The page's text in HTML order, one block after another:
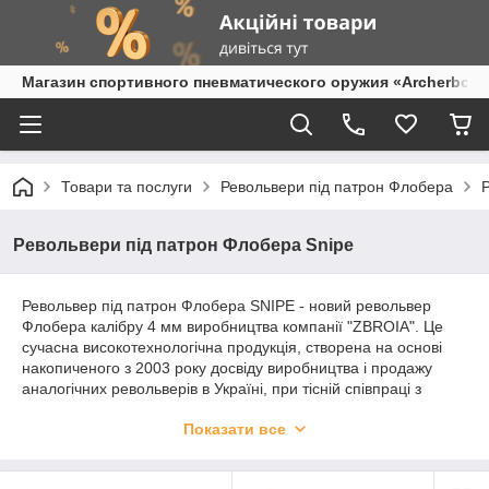
Магазин спортивного пневматического оружия
Товари та послуги Револьвери під патрон Флобера
Револьвери під патрон Флобера Snipe
Револьвер під патрон Флобера SNIPE - новий револьвер
Флобера калібру 4 мм виробництва компанії "ZBROIA". Це
сучасна високотехнологічна продукція, створена на основі
накопиченого з 2003 року досвіду виробництва і продажу
аналогічних револьверів в Україні, при тісній співпраці з
У новому револьвері враховані всі недоліки попередніх, які
Показати все